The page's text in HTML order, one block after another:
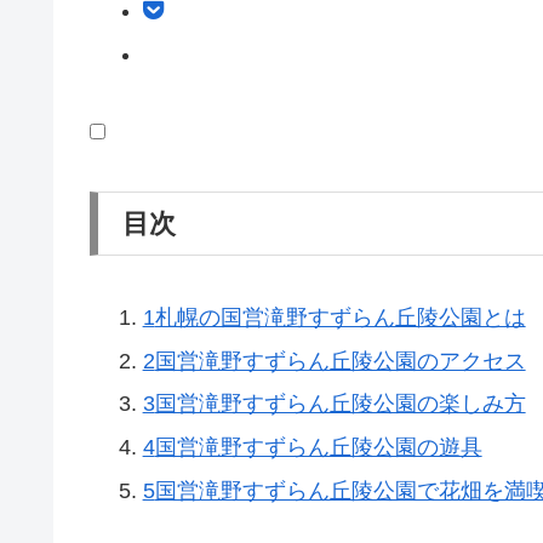
目次
1札幌の国営滝野すずらん丘陵公園とは
2国営滝野すずらん丘陵公園のアクセス
3国営滝野すずらん丘陵公園の楽しみ方
4国営滝野すずらん丘陵公園の遊具
5国営滝野すずらん丘陵公園で花畑を満